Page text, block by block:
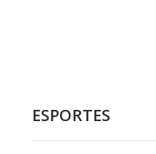
ESPORTES